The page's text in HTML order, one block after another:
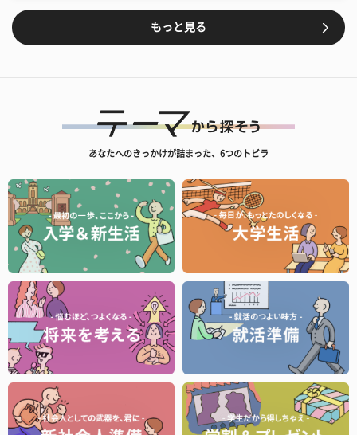
もっと見る
あなたへのきっかけが詰まった、6つのトビラ